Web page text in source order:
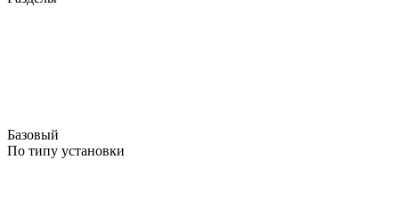
Базовый
По типу установки